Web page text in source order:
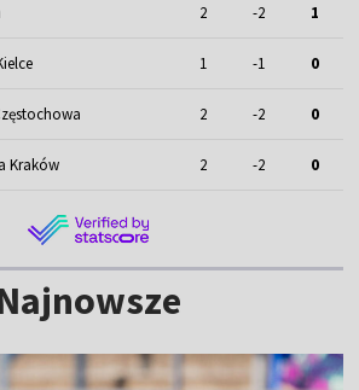
2 -2 1
1 -1 0
2 -2 0
Kraków 2 -2 0